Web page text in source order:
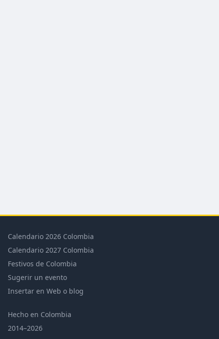
Calendario 2026 Colombia
Calendario 2027 Colombia
Festivos de Colombia
Sugerir un evento
Insertar en Web o blog
Hecho en Colombia
2014–2026